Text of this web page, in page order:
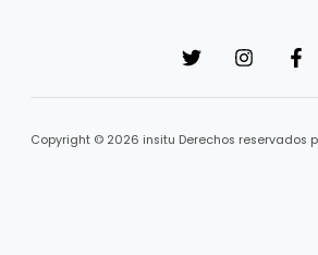
Copyright © 2026 insitu Derechos reservados